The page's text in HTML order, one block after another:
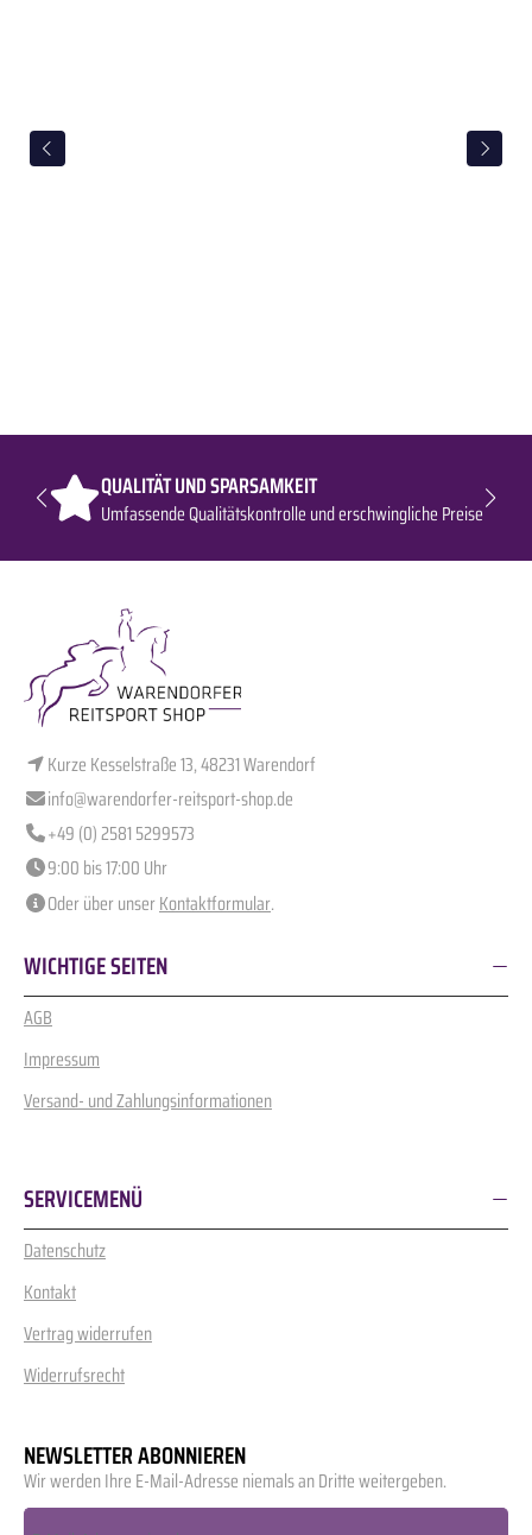
QUALITÄT UND SPARSAMKEIT
Umfassende Qualitätskontrolle und erschwingliche Preise
Kurze Kesselstraße 13, 48231 Warendorf
info@warendorfer-reitsport-shop.de
+49 (0) 2581 5299573
9:00 bis 17:00 Uhr
Oder über unserKontaktformular.
WICHTIGE SEITEN
AGB
Impressum
Versand- und Zahlungsinformationen
SERVICEMENÜ
Datenschutz
Kontakt
Vertrag widerrufen
Widerrufsrecht
NEWSLETTER ABONNIEREN
Wir werden Ihre E-Mail-Adresse niemals an Dritte weitergeben.